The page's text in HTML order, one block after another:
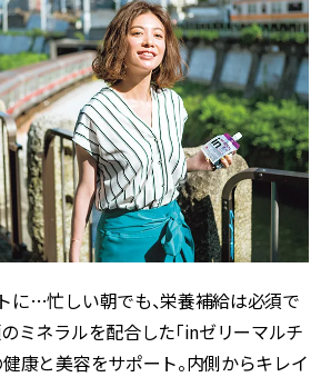
に…忙しい朝でも、栄養補給は必須で
ミネラルを配合した「inゼリーマルチ
康と美容をサポート。内側からキレイ